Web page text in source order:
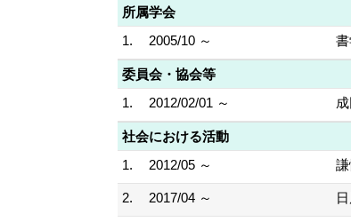
所属学会
1.
2005/10 ～
委員会・協会等
1.
2012/02/01 ～
社会における活動
1.
2012/05 ～
2. 2017/04 ～